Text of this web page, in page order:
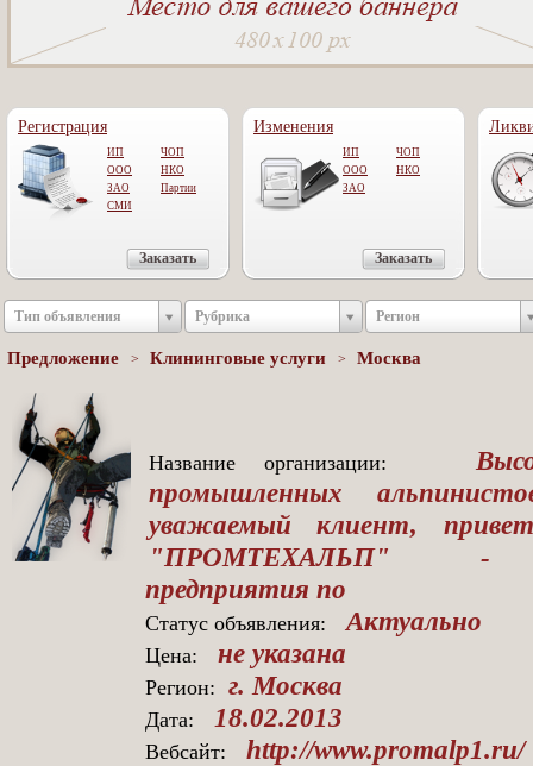
Регистрация
ИП
ЧОП
ООО
НКО
ЗАО
Партии
СМИ
Заказать
Изменения
ИП
ЧОП
OOO
НКО
ЗАО
Заказать
Тип объявления Рубрика Регион
Предложение > Клининговые услуги > Москва
Название организации:
промышленных
уважаемый клиент,
"ПРОМТЕХАЛЬП" -
предприятия по
Статус объявления: Актуально
Цена: не указана
Регион: г. Москва
Дата: 18.02.2013
Вебсайт: http://www.promalp1.ru/